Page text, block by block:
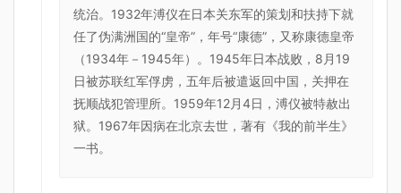
统治。1932年溥仪在日本关东军的策划和扶持下就
任了伪满洲国的“皇帝”，年号“康德”，又称康德皇帝
（1934年－1945年）。1945年日本战败，8月19
日被苏联红军俘虏，五年后被遣返回中国，关押在
抚顺战犯管理所。1959年12月4日，溥仪被特赦出
狱。1967年因病在北京去世，著有《我的前半生》
一书。